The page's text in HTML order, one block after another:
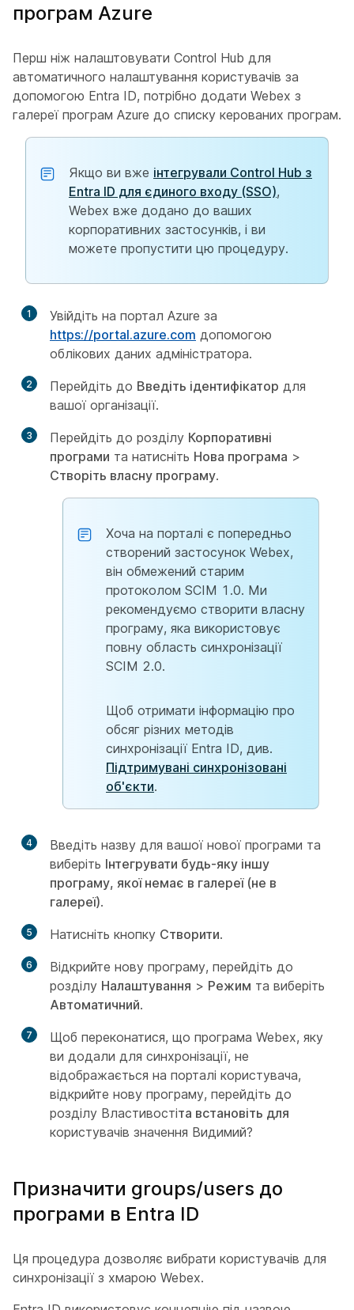
програм Azure
Перш ніж налаштовувати Control Hub для
автоматичного налаштування користувачів за
допомогою Entra ID, потрібно додати Webex з
галереї програм Azure до списку керованих програм.
Якщо ви вже інтегрували Control Hub з
Entra ID для єдиного входу (SSO),
Webex вже додано до ваших
корпоративних застосунків, і ви
можете пропустити цю процедуру.
1
Увійдіть на портал Azure за
https://portal.azure.com допомогою
облікових даних адміністратора.
2 Перейдіть до Введіть ідентифікатор для
вашої організації.
3 Перейдіть до розділу Корпоративні
програми та натисніть Нова програма >
Створіть власну програму.
Хоча на порталі є попередньо
створений застосунок Webex,
він обмежений старим
протоколом SCIM 1.0. Ми
рекомендуємо створити власну
програму, яка використовує
повну область синхронізації
SCIM 2.0.
Щоб отримати інформацію про
обсяг різних методів
синхронізації Entra ID, див.
Підтримувані синхронізовані
об'єкти.
4
Введіть назву для вашої нової програми та
виберіть Інтегрувати будь-яку іншу
програму, якої немає в галереї (не в
галереї).
5 Натисніть кнопку Створити.
6
Відкрийте нову програму, перейдіть до
розділу Налаштування > Режим та виберіть
Автоматичний.
7
Щоб переконатися, що програма Webex, яку
ви додали для синхронізації, не
відображається на порталі користувача,
відкрийте нову програму, перейдіть до
розділу Властивостіта встановіть для
користувачів значення Видимий?
Призначити groups/users до
програми в Entra ID
Ця процедура дозволяє вибрати користувачів для
синхронізації з хмарою Webex.